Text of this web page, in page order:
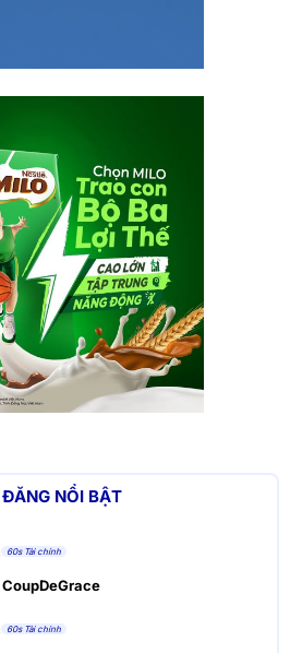
NỔI BẬT
60s Tài chính
60s Tài chính